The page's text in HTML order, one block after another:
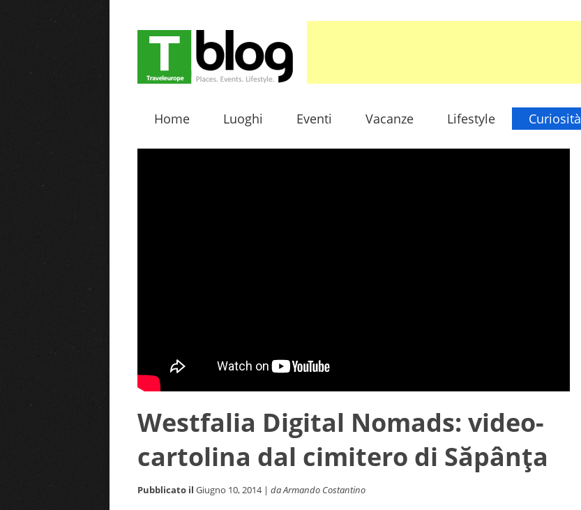
Home Luoghi Eventi Vacanze Lifestyle Curiosità
Westfalia Digital Nomads: video-
cartolina dal cimitero di Săpânţa
Pubblicato il Giugno 10, 2014 | da Armando Costantino